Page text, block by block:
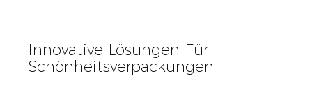
Innovative Lösungen Für
Schönheitsverpackungen